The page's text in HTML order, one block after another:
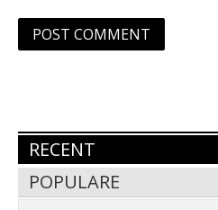
RECENT
POPULARE